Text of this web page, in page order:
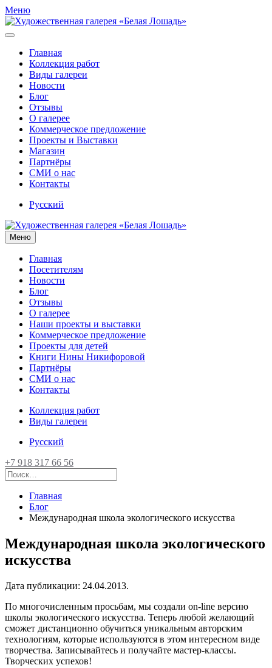
Меню
Главная
Коллекция работ
Виды галереи
Новости
Блог
Отзывы
О галерее
Коммерческое предложение
Проекты и Выставки
Магазин
Партнёры
СМИ о нас
Контакты
Русский
Меню
Главная
Посетителям
Новости
Блог
Отзывы
О галерее
Наши проекты и выставки
Коммерческое предложение
Проекты для детей
Книги Нины Никифоровой
Партнёры
СМИ о нас
Контакты
Коллекция работ
Виды галереи
Русский
+7 918 317 66 56
Главная
Блог
Международная школа экологического искусства
Международная школа экологического
искусства
Дата публикации: 24.04.2013.
По многочисленным просьбам, мы создали on-line версию
школы экологического искусства. Теперь любой желающий
сможет дистанционно обучиться уникальным авторским
технологиям, которые используются в этом интересном виде
творчества. Записывайтесь и получайте мастер-классы.
Творческих успехов!